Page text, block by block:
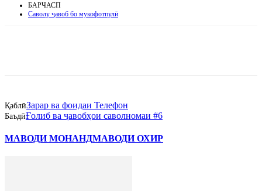
БАРЧАСП
Саволу ҷавоб бо мукофотпулӣ
ҚаблӣЗарар ва фоидаи Телефон
БаъдӣҒолиб ва ҷавобҳои саволномаи #6
МАВОДИ МОНАНДМАВОДИ ОХИР